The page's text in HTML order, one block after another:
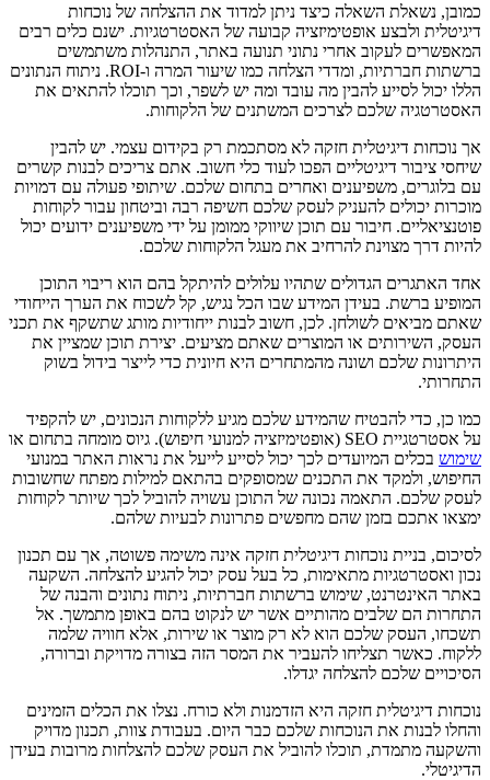
כמובן, נשאלת השאלה כיצד ניתן למדוד את ההצלחה של נוכחות
דיגיטלית ולבצע אופטימיזציה קבועה של האסטרטגיות. ישנם כלים רבים
המאפשרים לעקוב אחרי נתוני תנועה באתר, התנהלות משתמשים
ברשתות חברתיות, ומדדי הצלחה כמו שיעור המרה ו-ROI. ניתוח הנתונים
הללו יכול לסייע להבין מה עובד ומה יש לשפר, וכך תוכלו להתאים את
האסטרטגיה שלכם לצרכים המשתנים של הלקוחות.
אך נוכחות דיגיטלית חזקה לא מסתכמת רק בקידום עצמי. יש להבין
שיחסי ציבור דיגיטליים הפכו לעוד כלי חשוב. אתם צריכים לבנות קשרים
עם בלוגרים, משפיענים ואחרים בתחום שלכם. שיתופי פעולה עם דמויות
מוכרות יכולים להעניק לעסק שלכם חשיפה רבה וביטחון עבור לקוחות
פוטנציאליים. חיבור עם תוכן שיווקי ממומן על ידי משפיענים ידועים יכול
להיות דרך מצוינת להרחיב את מעגל הלקוחות שלכם.
אחד האתגרים הגדולים שתהיו עלולים להיתקל בהם הוא ריבוי התוכן
המופיע ברשת. בעידן המידע שבו הכל נגיש, קל לשכוח את הערך הייחודי
שאתם מביאים לשולחן. לכן, חשוב לבנות ייחודיות מותג שתשקף את תכני
העסק, השירותים או המוצרים שאתם מציעים. יצירת תוכן שמציין את
היתרונות שלכם ושונה מהמתחרים היא חיונית כדי לייצר בידול בשוק
התחרותי.
כמו כן, כדי להבטיח שהמידע שלכם מגיע ללקוחות הנכונים, יש להקפיד
על אסטרטגיית SEO (אופטימיזציה למנועי חיפוש). גיוס מומחה בתחום או
שימוש בכלים המיועדים לכך יכול לסייע לייעל את נראות האתר במנועי
החיפוש, ולמקד את התכנים שמסופקים בהתאם למילות מפתח שחשובות
לעסק שלכם. התאמה נכונה של התוכן עשויה להוביל לכך שיותר לקוחות
ימצאו אתכם בזמן שהם מחפשים פתרונות לבעיות שלהם.
לסיכום, בניית נוכחות דיגיטלית חזקה אינה משימה פשוטה, אך עם תכנון
נכון ואסטרטגיות מתאימות, כל בעל עסק יכול להגיע להצלחה. השקעה
באתר האינטרנט, שימוש ברשתות חברתיות, ניתוח נתונים והבנה של
התחרות הם שלבים מהותיים אשר יש לנקוט בהם באופן מתמשך. אל
תשכחו, העסק שלכם הוא לא רק מוצר או שירות, אלא חוויה שלמה
ללקוח. כאשר תצליחו להעביר את המסר הזה בצורה מדויקת וברורה,
הסיכויים שלכם להצלחה יגדלו.
נוכחות דיגיטלית חזקה היא הזדמנות ולא כורח. נצלו את הכלים הזמינים
והחלו לבנות את הנוכחות שלכם כבר היום. בעבודת צוות, תכנון מדויק
והשקעה מתמדת, תוכלו להוביל את העסק שלכם להצלחות מרובות בעידן
הדיגיטלי.